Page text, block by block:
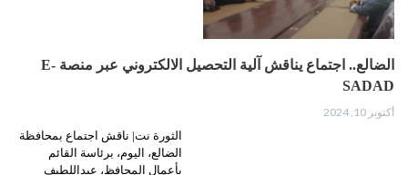
الضالع.. اجتماع يناقش آلية التحصيل الالكتروني عبر منصة E-
SADAD
أكتوبر 10, 2024
الثورة نت| ناقش اجتماع بمحافظة
الضالع، اليوم، برئاسة القائم
بأعمال المحافظ، عبداللطيف